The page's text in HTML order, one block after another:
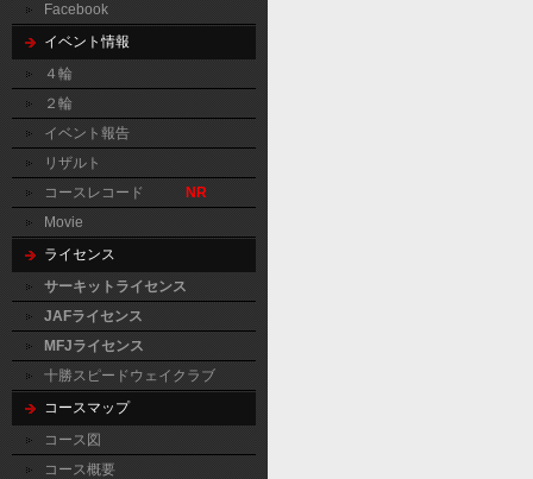
Facebook
イベント情報
４輪
２輪
イベント報告
リザルト
コースレコード
NR
Movie
ライセンス
サーキットライセンス
JAFライセンス
MFJライセンス
十勝スピードウェイクラブ
コースマップ
コース図
コース概要